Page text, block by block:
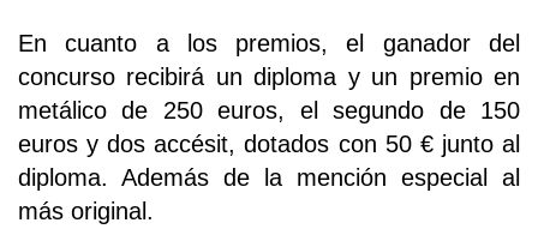
En cuanto a los premios, el ganador del
concurso recibirá un diploma y un premio en
metálico de 250 euros, el segundo de 150
euros y dos accésit, dotados con 50 € junto al
diploma. Además de la mención especial al
más original.